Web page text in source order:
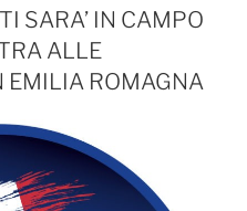
SARA’ IN CAMPO
ALLE
ROMAGNA